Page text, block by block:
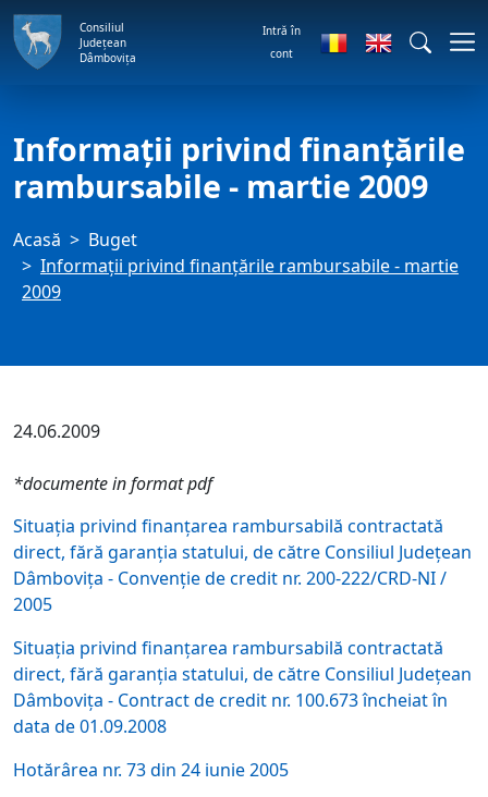
Consiliul
Județean
Dâmbovița
Intră în
cont
Informaţii privind finanţările
rambursabile - martie 2009
Acasă
Buget
Informaţii privind finanţările rambursabile - martie
2009
24.06.2009
*documente in format pdf
Situaţia privind finanţarea rambursabilă contractată
direct, fără garanţia statului, de către Consiliul Judeţean
Dâmboviţa - Convenţie de credit nr. 200-222/CRD-NI /
2005
Situaţia privind finanţarea rambursabilă contractată
direct, fără garanţia statului, de către Consiliul Judeţean
Dâmboviţa - Contract de credit nr. 100.673 încheiat în
data de 01.09.2008
Hotărârea nr. 73 din 24 iunie 2005